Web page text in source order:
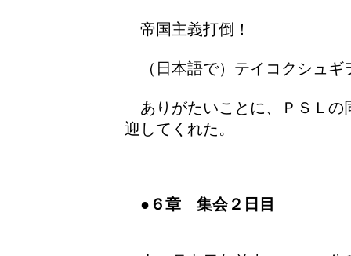
帝国主義打倒！
（日本語で）テイコクシュギ
ありがたいことに、ＰＳＬの
迎してくれた。
●６章 集会２日目